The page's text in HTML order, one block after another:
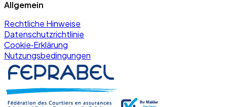
Allgemein
Rechtliche Hinweise
Datenschutzrichtlinie
Cookie‑Erklärung
Nutzungsbedingungen